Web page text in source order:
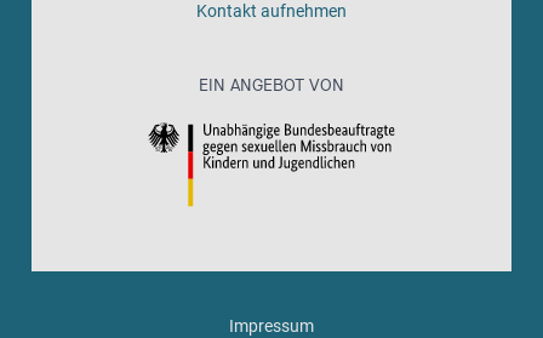
Kontakt aufnehmen
EIN ANGEBOT VON
Impressum